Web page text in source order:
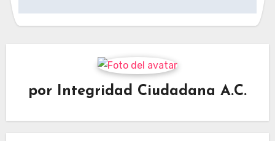
por Integridad Ciudadana A.C.